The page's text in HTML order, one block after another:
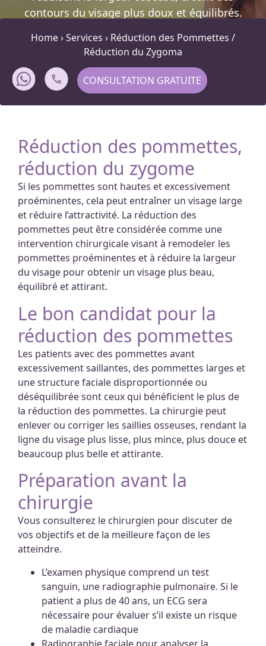
contours du visage plus doux et équilibrés.
Home›Services › Réduction des Pommettes /
Réduction du Zygoma
CONSULTATION GRATUITE
Réduction des pommettes,
réduction du zygome
Si les pommettes sont hautes et excessivement
proéminentes, cela peut entraîner un visage large
et réduire l’attractivité. La réduction des
pommettes peut être considérée comme une
intervention chirurgicale visant à remodeler les
pommettes proéminentes et à réduire la largeur
du visage pour obtenir un visage plus beau,
équilibré et attirant.
Le bon candidat pour la
réduction des pommettes
Les patients avec des pommettes avant
excessivement saillantes, des pommettes larges et
une structure faciale disproportionnée ou
déséquilibrée sont ceux qui bénéficient le plus de
la réduction des pommettes. La chirurgie peut
enlever ou corriger les saillies osseuses, rendant la
ligne du visage plus lisse, plus mince, plus douce et
beaucoup plus belle et attirante.
Préparation avant la
chirurgie
Vous consulterez le chirurgien pour discuter de
vos objectifs et de la meilleure façon de les
atteindre.
L’examen physique comprend un test
sanguin, une radiographie pulmonaire. Si le
patient a plus de 40 ans, un ECG sera
nécessaire pour évaluer s’il existe un risque
de maladie cardiaque
Radiographie faciale pour analyser la